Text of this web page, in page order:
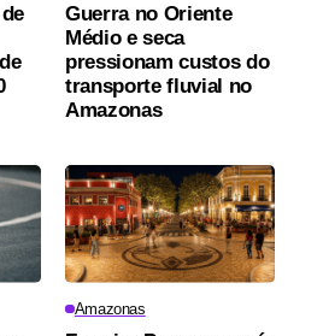
Guerra no Oriente
Médio e seca
pressionam custos do
transporte fluvial no
Amazonas
Amazonas